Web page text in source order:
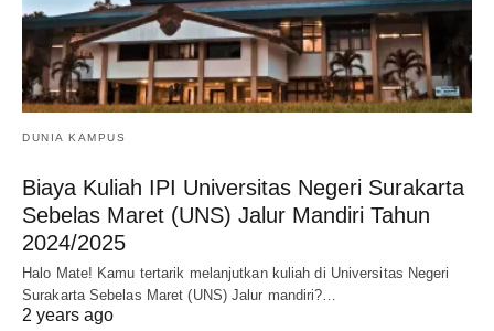
DUNIA KAMPUS
Biaya Kuliah IPI Universitas Negeri Surakarta
Sebelas Maret (UNS) Jalur Mandiri Tahun
2024/2025
Halo Mate! Kamu tertarik melanjutkan kuliah di Universitas Negeri
Surakarta Sebelas Maret (UNS) Jalur mandiri?…
2 years ago